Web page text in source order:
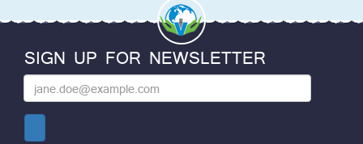
SIGN UP FOR NEWSLETTER